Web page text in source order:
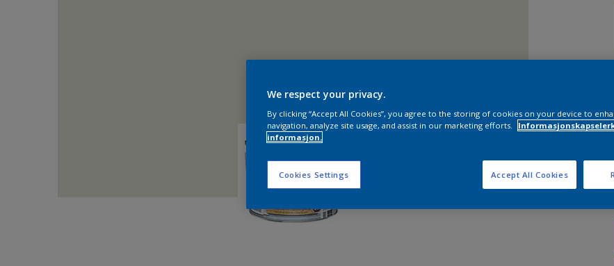
We respect your privacy.
By clicking “Accept All Cookies”, you agree to the storing of cookies on your device to
navigation, analyze site usage, and assist in our marketing efforts.
informasjon.
Cookies Settings Accept All Cookies